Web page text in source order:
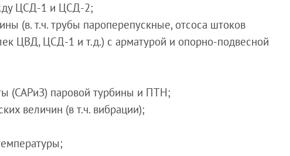
ЦСД-1 и ЦСД-2;
(в. т.ч. трубы пароперепускные, отсоса штоков
ЦВД, ЦСД-1 и т.д.) с арматурой и опорно-подвесной
(САРиЗ) паровой турбины и ПТН;
величин (в т.ч. вибрации);